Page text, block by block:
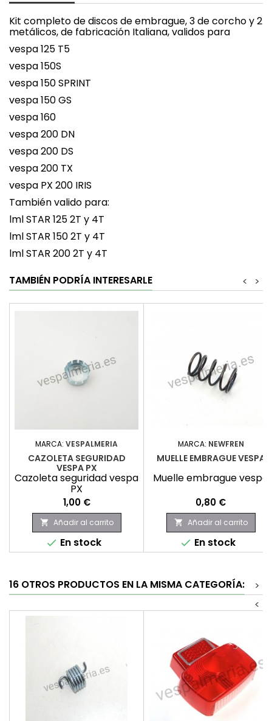
Kit completo de discos de embrague, 3 de corcho y 2
metálicos, de fabricación Italiana, validos para
vespa 125 T5
vespa 150S
vespa 150 SPRINT
vespa 150 GS
vespa 160
vespa 200 DN
vespa 200 DS
vespa 200 TX
vespa PX 200 IRIS
También valido para:
lml STAR 125 2T y 4T
lml STAR 150 2T y 4T
lml STAR 200 2T y 4T
TAMBIÉN PODRÍA INTERESARLE
>
<
MARCA: VESPALMERIA
CAZOLETA SEGURIDAD
VESPA PX
Cazoleta seguridad vespa
PX
Precio
1,00 €
 Añadir al carrito
 En stock
MARCA: NEWFREN
MUELLE EMBRAGUE VESPA
Muelle embrague vespa
Precio
0,80 €
 Añadir al carrito
 En stock
16 OTROS PRODUCTOS EN LA MISMA CATEGORÍA:
>
<